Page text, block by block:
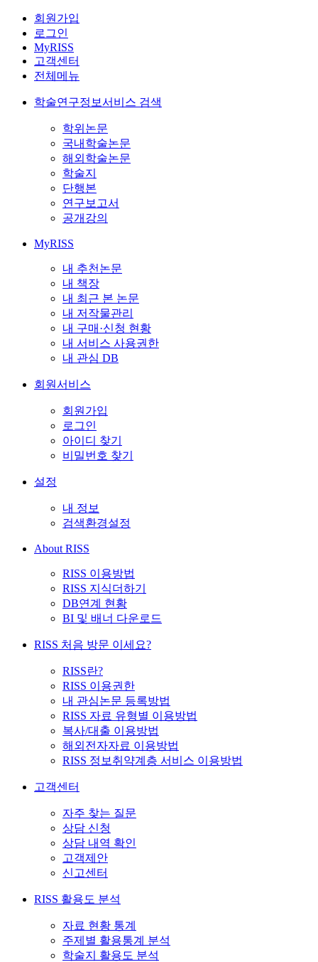
회원가입
로그인
MyRISS
고객센터
전체메뉴
학술연구정보서비스 검색
학위논문
국내학술논문
해외학술논문
학술지
단행본
연구보고서
공개강의
MyRISS
내 추천논문
내 책장
내 최근 본 논문
내 저작물관리
내 구매·신청 현황
내 서비스 사용권한
내 관심 DB
회원서비스
회원가입
로그인
아이디 찾기
비밀번호 찾기
설정
내 정보
검색환경설정
About RISS
RISS 이용방법
RISS 지식더하기
DB연계 현황
BI 및 배너 다운로드
RISS 처음 방문 이세요?
RISS란?
RISS 이용권한
내 관심논문 등록방법
RISS 자료 유형별 이용방법
복사/대출 이용방법
해외전자자료 이용방법
RISS 정보취약계층 서비스 이용방법
고객센터
자주 찾는 질문
상담 신청
상담 내역 확인
고객제안
신고센터
RISS 활용도 분석
자료 현황 통계
주제별 활용통계 분석
학술지 활용도 분석